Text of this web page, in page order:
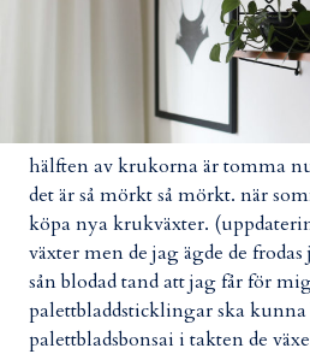
hälften av krukorna är tomma
det är så mörkt så mörkt. när
köpa nya krukväxter.
växter men de jag ägde de
sån blodad tand att jag får för
palettbladdsticklingar ska
palettbladsbonsai i takten de